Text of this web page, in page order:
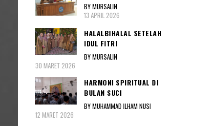
BY MURSALIN
13 APRIL 2026
HALALBIHALAL SETELAH
IDUL FITRI
BY MURSALIN
30 MARET 2026
HARMONI SPIRITUAL DI
BULAN SUCI
BY MUHAMMAD ILHAM NUSI
12 MARET 2026